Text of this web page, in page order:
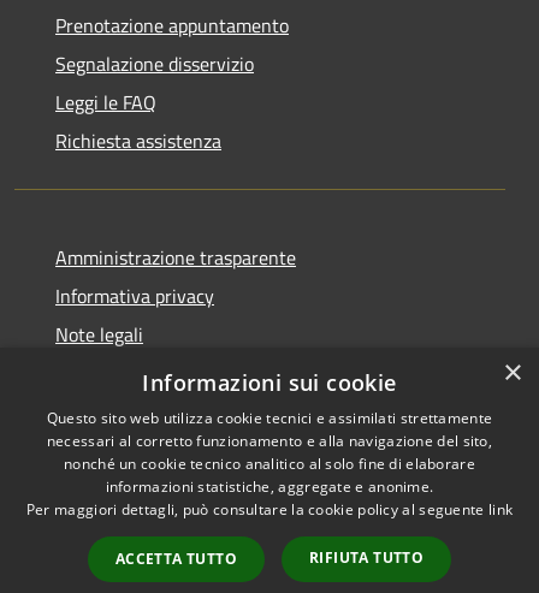
Prenotazione appuntamento
Segnalazione disservizio
Leggi le FAQ
Richiesta assistenza
Amministrazione trasparente
Informativa privacy
Note legali
Dichiarazione di accessibilità
Accessibilità
Copyright © 2026 • Comune di
Sant'Eufemia a Maiella •
Powered byMunicipium
Accesso redazione
×
Informazioni sui cookie
Questo sito web utilizza cookie tecnici e assimilati strettamente
necessari al corretto funzionamento e alla navigazione del sito,
nonché un cookie tecnico analitico al solo fine di elaborare
informazioni statistiche, aggregate e anonime.
Per maggiori dettagli, può consultare la cookie policy al seguente link
ACCETTA TUTTO RIFIUTA TUTTO